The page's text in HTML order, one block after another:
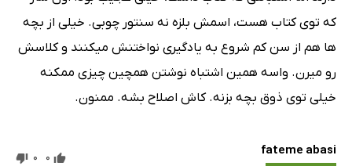
که توی کتاب هست، اسمش بلزه نه سنتور چوبی. خیلی از بچه
ها هم از سن کم شروع به یادگیری نواختنش میکنند و کلاسش
رو میرن. واسه همین اشتباه نوشتن همچین چیزی ممکنه
خیلی توی ذوق بچه بزنه. کاش اصلاح بشه. ممنون.
fateme abasi
0
0